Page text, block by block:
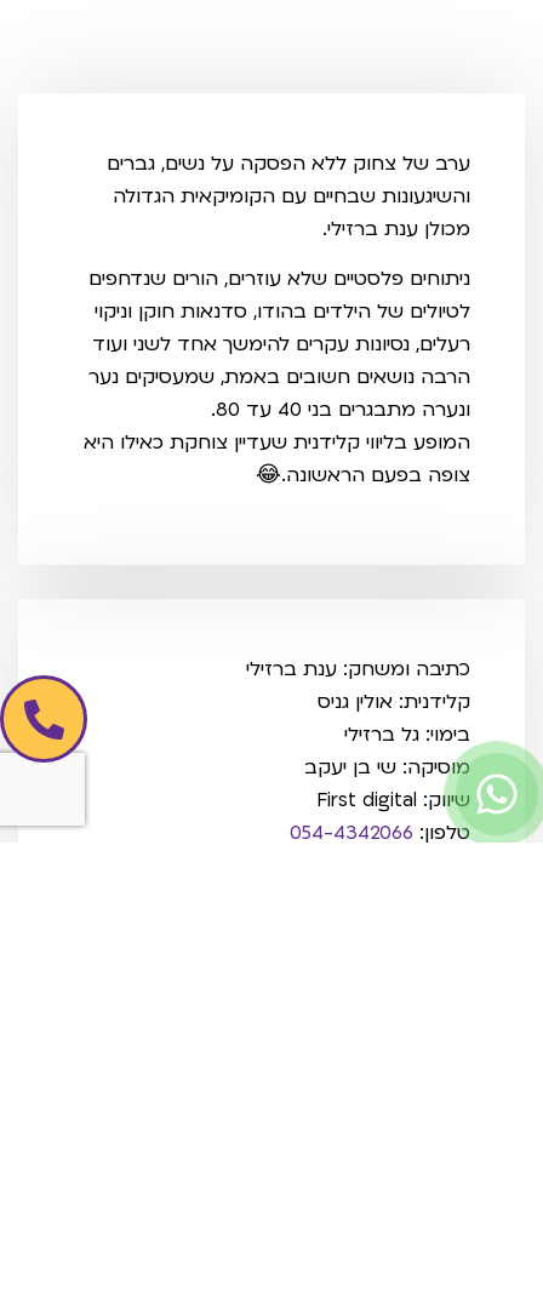
ערב של צחוק ללא הפסקה על נשים, גברים
והשיגעונות שבחיים עם הקומיקאית הגדולה
מכולן ענת ברזילי.
ניתוחים פלסטיים שלא עוזרים, הורים שנדחפים
לטיולים של הילדים בהודו, סדנאות חוקן וניקוי
רעלים, נסיונות עקרים להימשך אחד לשני ועוד
הרבה נושאים חשובים באמת, שמעסיקים נער
ונערה מתבגרים בני 40 עד 80.
המופע בליווי קלידנית שעדיין צוחקת כאילו היא
צופה בפעם הראשונה.😂
כתיבה ומשחק: ענת ברזילי
קלידנית: אולין גניס
בימוי: גל ברזילי
מוסיקה: שי בן יעקב
שיווק: First digital
טלפון: 054-4342066